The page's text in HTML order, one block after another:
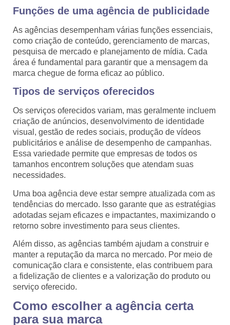
Funções de uma agência de publicidade
As agências desempenham várias funções essenciais,
como criação de conteúdo, gerenciamento de marcas,
pesquisa de mercado e planejamento de mídia. Cada
área é fundamental para garantir que a mensagem da
marca chegue de forma eficaz ao público.
Tipos de serviços oferecidos
Os serviços oferecidos variam, mas geralmente incluem
criação de anúncios, desenvolvimento de identidade
visual, gestão de redes sociais, produção de vídeos
publicitários e análise de desempenho de campanhas.
Essa variedade permite que empresas de todos os
tamanhos encontrem soluções que atendam suas
necessidades.
Uma boa agência deve estar sempre atualizada com as
tendências do mercado. Isso garante que as estratégias
adotadas sejam eficazes e impactantes, maximizando o
retorno sobre investimento para seus clientes.
Além disso, as agências também ajudam a construir e
manter a reputação da marca no mercado. Por meio de
comunicação clara e consistente, elas contribuem para
a fidelização de clientes e a valorização do produto ou
serviço oferecido.
Como escolher a agência certa
para sua marca